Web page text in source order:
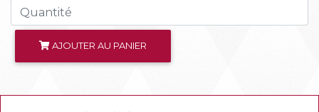
AJOUTER AU PANIER